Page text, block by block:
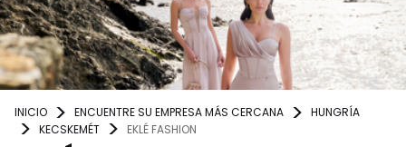
INICIO ENCUENTRE SU EMPRESA MÁS CERCANA
HUNGRÍA
KECSKEMÉT
EKLÉ FASHION